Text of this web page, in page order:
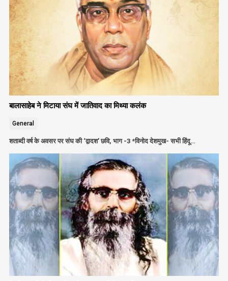
बालासाहेब ने मिटाया संघ में जातिवाद का मिथ्या कलंक
General
शताब्दी वर्ष के अवसर पर संघ की ‘द्वादश’ छवि, भाग -3 *विनोद देशमुख- सभी हिंदू…